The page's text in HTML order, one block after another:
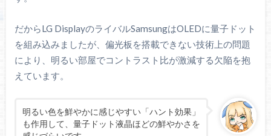
だからLG DisplayのライバルSamsungはOLEDに量子ドット
を組み込みましたが、偏光板を搭載できない技術上の問題
により、明るい部屋でコントラスト比が激減する欠陥を抱
えています。
明るい色を鮮やかに感じやすい「ハント効果」
も作用して、量子ドット液晶ほどの鮮やかさを